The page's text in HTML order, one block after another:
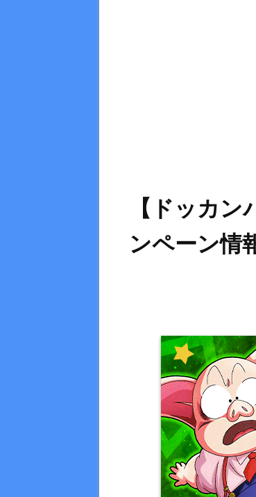
【ドッカ
ンペーン情